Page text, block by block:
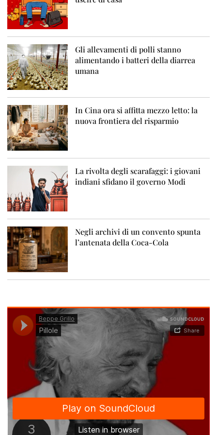
Gli allevamenti di polli stanno
alimentando i batteri della diarrea
umana
In Cina ora si affitta mezzo letto: la
nuova frontiera del risparmio
La rivolta degli scarafaggi: i giovani
indiani sfidano il governo Modi
Negli archivi di un convento spunta
l’antenata della Coca-Cola